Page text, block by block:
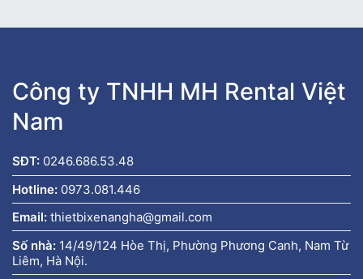
Công ty TNHH MH Rental Việt
Nam
SĐT: 0246.686.53.48
Hotline: 0973.081.446
Email: thietbixenangha@gmail.com
Số nhà: 14/49/124 Hòe Thị, Phường Phương Canh, Nam Từ
Liêm, Hà Nội.